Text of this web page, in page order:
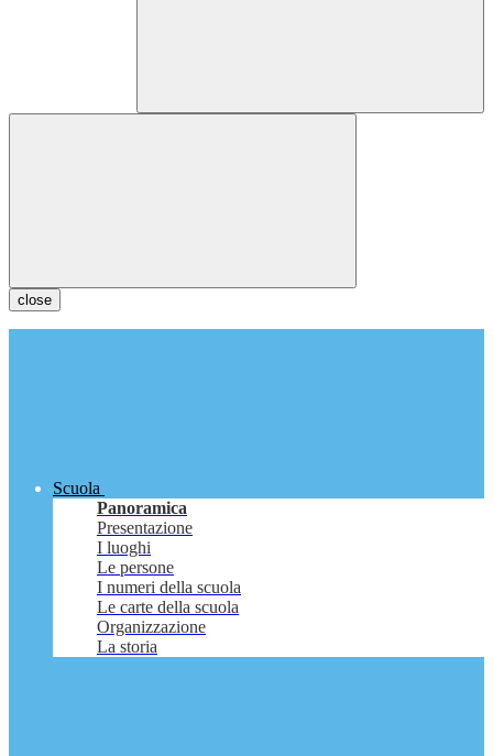
close
Scuola
Panoramica
Presentazione
I luoghi
Le persone
I numeri della scuola
Le carte della scuola
Organizzazione
La storia